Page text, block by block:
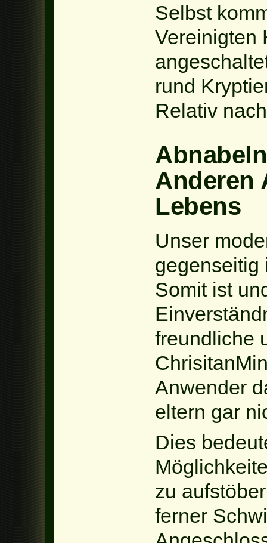
Selbst
Vereinigten
rund
Relativ
Anderen
Lebens
Unser
gegenseitig
Somit ist
freundliche
Anwender
eltern gar
Dies
zu
ferner